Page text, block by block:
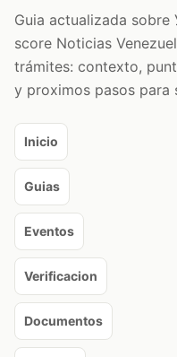
Guia actualizada
score Noticias
trámites: contexto,
y proximos pasos para
Inicio
Guias
Eventos
Verificacion
Documentos